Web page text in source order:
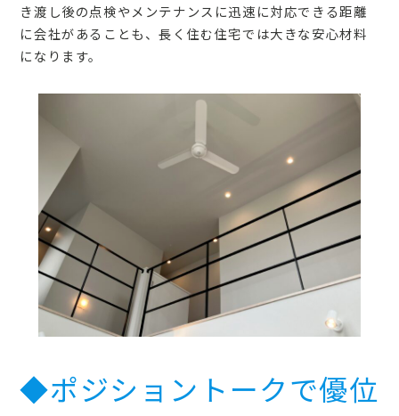
き渡し後の点検やメンテナンスに迅速に対応できる距離
に会社があることも、長く住む住宅では大きな安心材料
になります。
◆ポジショントークで優位